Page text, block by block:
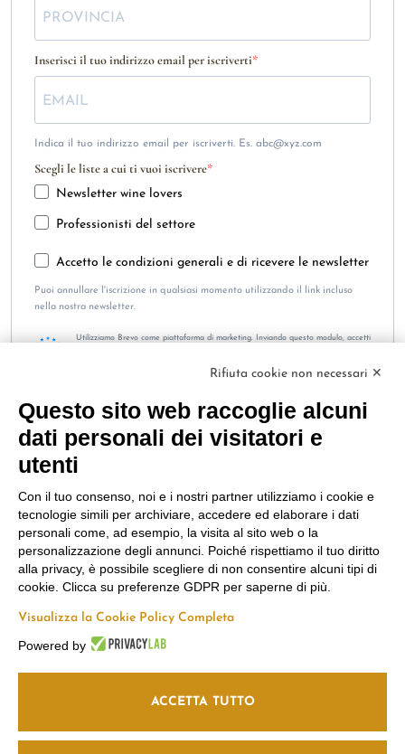
Inserisci il tuo indirizzo email per iscriverti
Indica il tuo indirizzo email per iscriverti. Es. abc@xyz.com
Scegli le liste a cui ti vuoi iscrivere
Newsletter wine lovers
Professionisti del settore
Accetto le condizioni generali e di ricevere le newsletter
Puoi annullare l'iscrizione in qualsiasi momento utilizzando il link incluso
nella nostra newsletter.
Utilizziamo Brevo come piattaforma di marketing. Inviando questo modulo, accetti
ISCRIVITI
Marco
Felluga
Via Gorizia, 121
d’Isonzo (GO)
T.+39 048199164
Russiz
Superiore
Via Russiz, 7 34070
(GO)
Ufficio T.
663 6919
Area Legale
Termini e
Condizioni
Rifiuta cookie non necessari ✕
Questo sito web raccoglie alcuni
dati personali dei visitatori e
utenti
Con il tuo consenso, noi e i nostri partner utilizziamo i cookie e
tecnologie simili per archiviare, accedere ed elaborare i dati
personali come, ad esempio, la visita al sito web o la
personalizzazione degli annunci. Poiché rispettiamo il tuo diritto
alla privacy, è possibile scegliere di non consentire alcuni tipi di
cookie. Clicca su preferenze GDPR per saperne di più.
Visualizza la Cookie Policy Completa
Powered by
ACCETTA TUTTO